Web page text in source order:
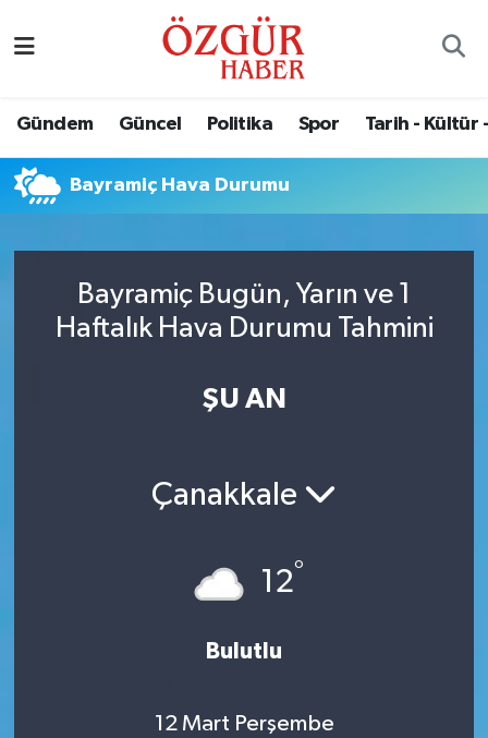
Gündem Güncel Politika Spor Tarih - Kültür
Bayramiç Hava Durumu
Bayramiç Bugün, Yarın ve 1
Haftalık Hava Durumu Tahmini
ŞU AN
Çanakkale
12°
Bulutlu
12 Mart Perşembe
Eğitim
Ekonomi
Güncel
Tarih - Kültür - Sanat - Turizm
Nöbetçi Eczaneler
Namaz Vakitleri
Trafik Durumu
Süper Lig Puan Durumu ve Fikstür
Son Dakika Haberleri